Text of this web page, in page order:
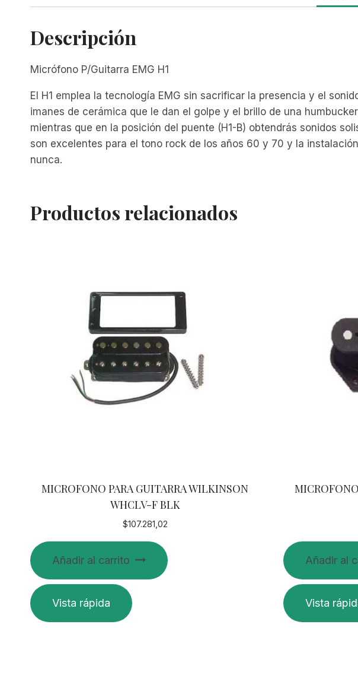
Descripción
Micrófono P/Guitarra EMG H1
El H1 emplea la tecnología EMG sin sacrificar la presencia y el
imanes de cerámica que le dan el golpe y el brillo de una
mientras que en la posición del puente (H1-B) obtendrás sonidos
son excelentes para el tono rock de los años 60 y 70 y la
nunca.
Productos relacionados
MICROFONO PARA GUITARRA WILKINSON
WHCLV-F BLK
$107.281,02
Añadir al carrito
Vista rápida
Añadir al
Vista